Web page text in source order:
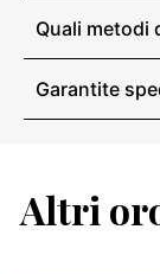
Quali metodi
Garantite
Altri